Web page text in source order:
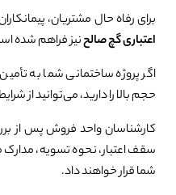
برای رفاه حال مشتریان،
اعتباری گچ صالحنیز فراهم شده
اگر پروژه ساختمانی شما به
حجم بالا را دارید، می‌توانید از
کارشناسان واحد فروش پس از
سقف اعتبار، نحوه تسویه، مدارک
شما قرار خواهند داد.